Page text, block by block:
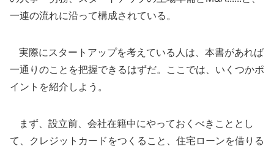
一連の流れに沿って構成されている。
実際にスタートアップを考えている人は、本書があれば
一通りのことを把握できるはずだ。ここでは、いくつかポ
イントを紹介しよう。
まず、設立前、会社在籍中にやっておくべきこととし
て、クレジットカードをつくること、住宅ローンを借りる